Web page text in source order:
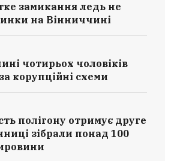
замикання ледь не
на Вінниччині
чотирьох чоловіків
корупційні схеми
полігону отримує друге
зібрали понад 100